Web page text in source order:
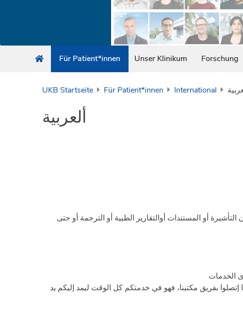
Für Patient*innen Unser Klinikum Forschung
UKB Startseite Für Patient*innen International
ألعربية
أو اﻟﻤﺴﺘﻨﺪات أواﻟﺘﻘﺎرﯾﺮ اﻟﻄﺒﯿﺔ أو اﻟﺘﺮﺟﻤﺔ أو ﺣﺘﻰ
اﻟﺨﺪﻣﺎت
ﺑﻔﺮﯾﻖ ﻣﻜﺘﺒﻨﺎ، ﻓﮭﻮ ﻓﻲ ﺧﺪﻣﺘﻜﻢ ﻛﻞ اﻟﻮﻗﺖ ﻟﯿﻤﺪ إﻟﯿﻜﻢ ﯾﺪ